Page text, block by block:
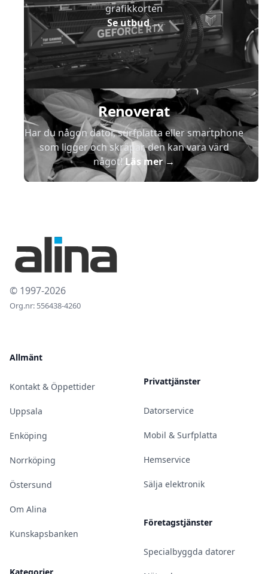
grafikkorten
Se utbud→
Renoverat
Har du någon dator, surfplatta eller smartphone
som ligger och skräpar, den kan vara värd
något!Läs mer→
© 1997-2026
Org.nr: 556438-4260
Allmänt
Kontakt & Öppettider
Uppsala
Enköping
Norrköping
Östersund
Om Alina
Kunskapsbanken
Privattjänster
Datorservice
Mobil & Surfplatta
Hemservice
Sälja elektronik
Företagstjänster
Specialbyggda datorer